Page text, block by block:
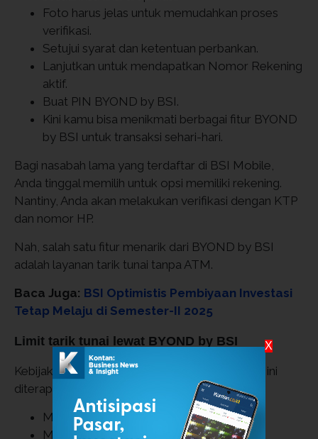
Foto harus jelas untuk memudahkan proses
verifikasi.
Setujui syarat dan ketentuan perbankan.
Lanjutkan untuk mendapatkan Nomor Rekening
aktif.
Buat PIN BYOND by BSI.
Kini kamu bisa menikmati berbagai fitur BYOND
by BSI untuk transaksi sehari-hari.
Bagi nasabah lama yang terdaftar di BSI Mobile,
Anda tinggal memilih untuk opsi memiliki rekening.
Nantiny, Anda akan melakukan verifikasi dengan KTP
dan nomor HP.
Nah, salah satu fitur menarik dari BYOND by BSI
adalah layanan tarik tunai tanpa ATM.
Baca Juga: BSI Optimistis Pembiyaan Investasi
Tetap Melaju di Semester-II 2025
Limit tarik tunai lewat BYOND by BSI
Kebijakan limit transaksi untuk layanan BYOND ini
diterapkan saat nasabah terdaftar aktif.
Melalui ATM BSI Gratis
Melalui Outlet Alfamart, Alfamidi, atau
X